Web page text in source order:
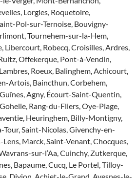
Lorgies, Roquetoire,
Pol-sur-Ternoise, Bouvigny-
Tournehem-sur-la-Hem,
Libercourt, Robecq, Croisilles, Ardres,
Offekerque, Pont-à-Vendin,
Roeux, Balinghem, Achicourt,
Artois, Baincthun, Corbehem,
Agny, Écourt-Saint-Quentin,
Rang-du-Fliers, Oye-Plage,
Heuringhem, Billy-Montigny,
Saint-Nicolas, Givenchy-en-
Marck, Saint-Venant, Chocques,
sur-l’Aa, Cuinchy, Zutkerque,
Bapaume, Cucq, Le Portel, Tilloy-